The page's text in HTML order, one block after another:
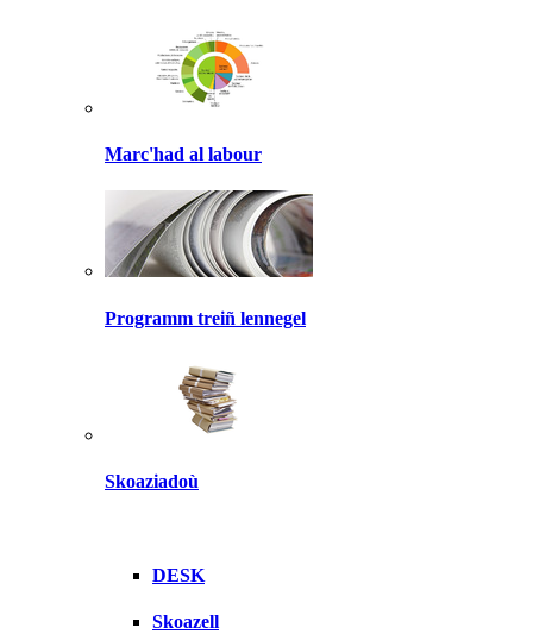
Marc'had al labour
Programm treiñ lennegel
Skoaziadoù
DESK
Skoazell